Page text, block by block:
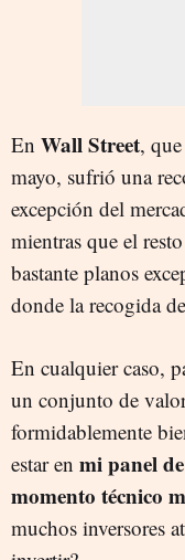
En Wall Street,
mayo, sufrió una
excepción del
mientras que el
bastante planos
donde la recogida
En cualquier caso,
un conjunto de
formidablemente
estar en mi panel
momento técnico
muchos inversores